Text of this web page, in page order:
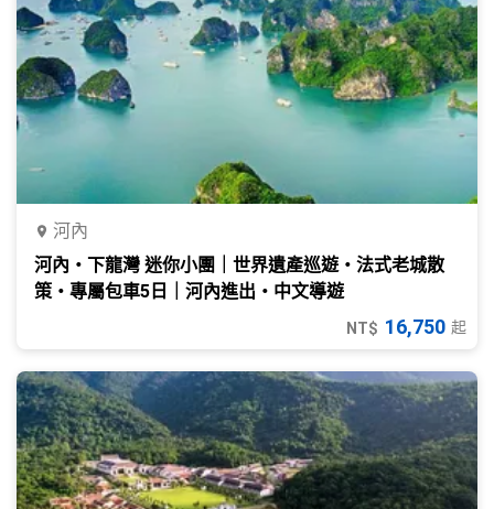
河內
河內・下龍灣 迷你小團｜世界遺產巡遊・法式老城散
策・專屬包車5日｜河內進出・中文導遊
NT$ 16,750 起